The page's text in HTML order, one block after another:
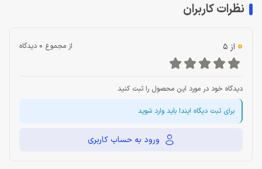
نظرات کاربران
0 از 5 از مجموع 0 دیدگاه
دیدگاه خود در مورد این محصول را ثبت کنید
برای ثبت دیگاه ایندا باید وارد شوید
ورود به حساب کاربری